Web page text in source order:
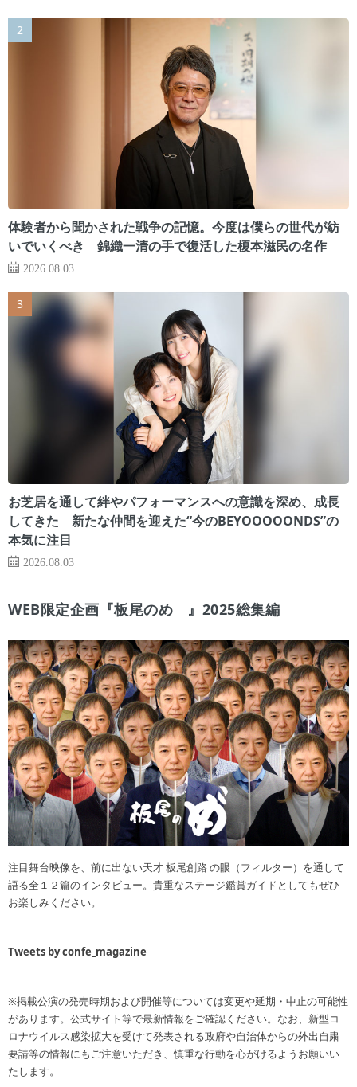
体験者から聞かされた戦争の記憶。今度は僕らの世代が紡
いでいくべき 錦織一清の手で復活した榎本滋民の名作
2026.08.03
お芝居を通して絆やパフォーマンスへの意識を深め、成長
してきた 新たな仲間を迎えた“今のBEYOOOOONDS”の
本気に注目
2026.08.03
WEB限定企画『板尾のめ゙』2025総集編
注目舞台映像を、前に出ない天才 板尾創路 の眼（フィルター）を通して
語る全１２篇のインタビュー。貴重なステージ鑑賞ガイドとしてもぜひ
お楽しみください。
Tweets by confe_magazine
※掲載公演の発売時期および開催等については変更や延期・中止の可能性
があります。公式サイト等で最新情報をご確認ください。なお、新型コ
ロナウイルス感染拡大を受けて発表される政府や自治体からの外出自粛
要請等の情報にもご注意いただき、慎重な行動を心がけるようお願いい
たします。